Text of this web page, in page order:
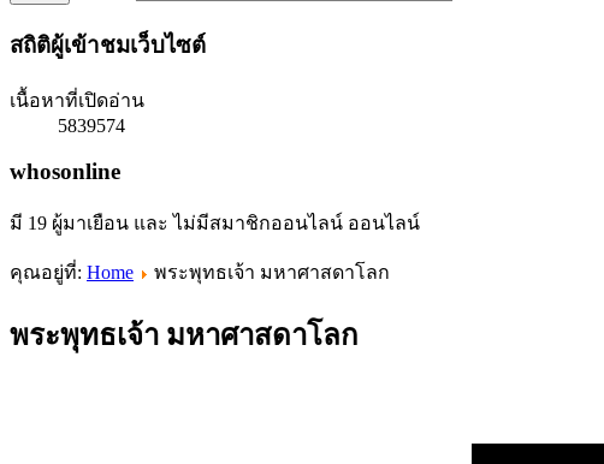
สถิติผู้เข้าชมเว็บไซต์
เนื้อหาที่เปิดอ่าน
5839574
whosonline
มี 19 ผู้มาเยือน และ ไม่มีสมาชิกออนไลน์ ออนไลน์
คุณอยู่ที่: Home พระพุทธเจ้า มหาศาสดาโลก
พระพุทธเจ้า มหาศาสดาโลก